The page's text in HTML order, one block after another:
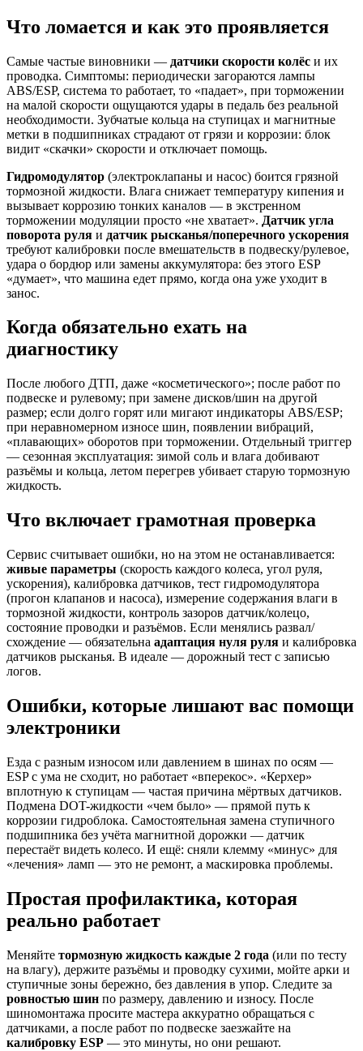
Что ломается и как это проявляется
Самые частые виновники — датчики скорости колёс и их
проводка. Симптомы: периодически загораются лампы
ABS/ESP, система то работает, то «падает», при торможении
на малой скорости ощущаются удары в педаль без реальной
необходимости. Зубчатые кольца на ступицах и магнитные
метки в подшипниках страдают от грязи и коррозии: блок
видит «скачки» скорости и отключает помощь.
Гидромодулятор (электроклапаны и насос) боится грязной
тормозной жидкости. Влага снижает температуру кипения и
вызывает коррозию тонких каналов — в экстренном
торможении модуляции просто «не хватает». Датчик угла
поворота руля и датчик рысканья/поперечного ускорения
требуют калибровки после вмешательств в подвеску/рулевое,
удара о бордюр или замены аккумулятора: без этого ESP
«думает», что машина едет прямо, когда она уже уходит в
занос.
Когда обязательно ехать на
диагностику
После любого ДТП, даже «косметического»; после работ по
подвеске и рулевому; при замене дисков/шин на другой
размер; если долго горят или мигают индикаторы ABS/ESP;
при неравномерном износе шин, появлении вибраций,
«плавающих» оборотов при торможении. Отдельный триггер
— сезонная эксплуатация: зимой соль и влага добивают
разъёмы и кольца, летом перегрев убивает старую тормозную
жидкость.
Что включает грамотная проверка
Сервис считывает ошибки, но на этом не останавливается:
живые параметры (скорость каждого колеса, угол руля,
ускорения), калибровка датчиков, тест гидромодулятора
(прогон клапанов и насоса), измерение содержания влаги в
тормозной жидкости, контроль зазоров датчик/колецо,
состояние проводки и разъёмов. Если менялись развал/
схождение — обязательна адаптация нуля руля и калибровка
датчиков рысканья. В идеале — дорожный тест с записью
логов.
Ошибки, которые лишают вас помощи
электроники
Езда с разным износом или давлением в шинах по осям —
ESP с ума не сходит, но работает «вперекос». «Керхер»
вплотную к ступицам — частая причина мёртвых датчиков.
Подмена DOT-жидкости «чем было» — прямой путь к
коррозии гидроблока. Самостоятельная замена ступичного
подшипника без учёта магнитной дорожки — датчик
перестаёт видеть колесо. И ещё: сняли клемму «минус» для
«лечения» ламп — это не ремонт, а маскировка проблемы.
Простая профилактика, которая
реально работает
Меняйте тормозную жидкость каждые 2 года (или по тесту
на влагу), держите разъёмы и проводку сухими, мойте арки и
ступичные зоны бережно, без давления в упор. Следите за
ровностью шин по размеру, давлению и износу. После
шиномонтажа просите мастера аккуратно обращаться с
датчиками, а после работ по подвеске заезжайте на
калибровку ESP — это минуты, но они решают.